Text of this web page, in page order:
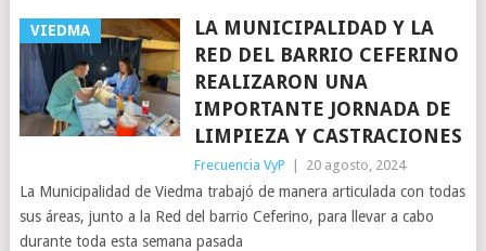
VIEDMA
LA MUNICIPALIDAD Y LA
RED DEL BARRIO CEFERINO
REALIZARON UNA
IMPORTANTE JORNADA DE
LIMPIEZA Y CASTRACIONES
Frecuencia VyP 20 agosto, 2024
La Municipalidad de Viedma trabajó de manera articulada con todas
sus áreas, junto a la Red del barrio Ceferino, para llevar a cabo
durante toda esta semana pasada